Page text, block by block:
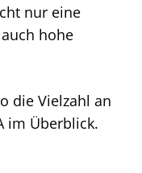
nur eine
hohe
die Vielzahl an
im Überblick.